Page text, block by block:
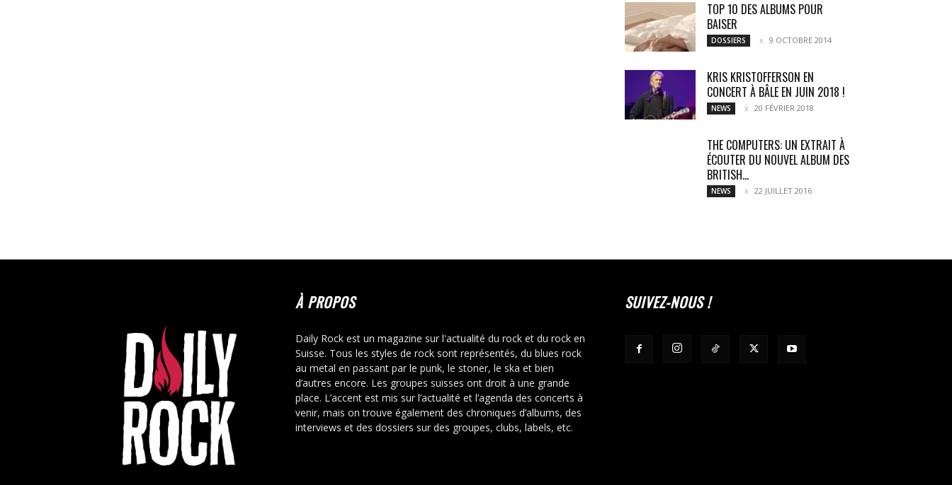
TOP 10 DES ALBUMS POUR
BAISER
DOSSIERS 9 OCTOBRE 2014
KRIS KRISTOFFERSON EN
CONCERT À BÂLE EN JUIN 2018 !
NEWS 20 FÉVRIER 2018
THE COMPUTERS: UN EXTRAIT À
ÉCOUTER DU NOUVEL ALBUM DES
BRITISH...
NEWS 22 JUILLET 2016
À PROPOS
Daily Rock est un magazine sur l'actualité du rock et du rock en
Suisse. Tous les styles de rock sont représentés, du blues rock
au metal en passant par le punk, le stoner, le ska et bien
d’autres encore. Les groupes suisses ont droit à une grande
place. L’accent est mis sur l’actualité et l’agenda des concerts à
venir, mais on trouve également des chroniques d’albums, des
interviews et des dossiers sur des groupes, clubs, labels, etc.
SUIVEZ-NOUS !